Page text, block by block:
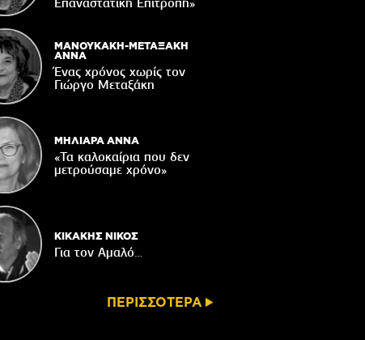
06/08/2026
Γιορτή Μπανάνας στην Άρβη με τη
στήριξη του Δήμου Βιάννου
05/08/2026
μετεωρολογικός σταθμός στον
οικισμό του Συκολόγου
ΜΑΝΟΥΚΑΚΗ-ΜΕΤΑΞΑΚΗ
ΑΝΝΑ
Ένας χρόνος χωρίς τον
Γιώργο Μεταξάκη
ΜΗΛΙΑΡΑ ΑΝΝΑ
«Τα καλοκαίρια που δεν
μετρούσαμε χρόνο»
ΚΙΚΑΚΗΣ ΝΙΚΟΣ
Για τον Αμαλό…
ΠΕΡΙΣΣΟΤΕΡΑ